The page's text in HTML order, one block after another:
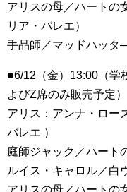
アリスの母／ハートの
リア・バレエ）
手品師／マッドハッタ
■6/12（金）13:00（学
よびZ席のみ販売予定）
アリス：アンナ・ロー
バレエ ）
庭師ジャック／ハート
ルイス・キャロル／白